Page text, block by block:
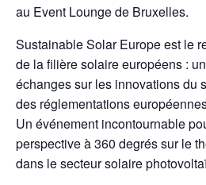
au Event Lounge de Bruxelles.
Sustainable Solar Europe est le
de la filière solaire européens :
échanges sur les innovations du
des réglementations
Un événement incontournable
perspective à 360 degrés sur le
dans le secteur solaire